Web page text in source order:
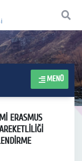
MENÜ
ERASMUS